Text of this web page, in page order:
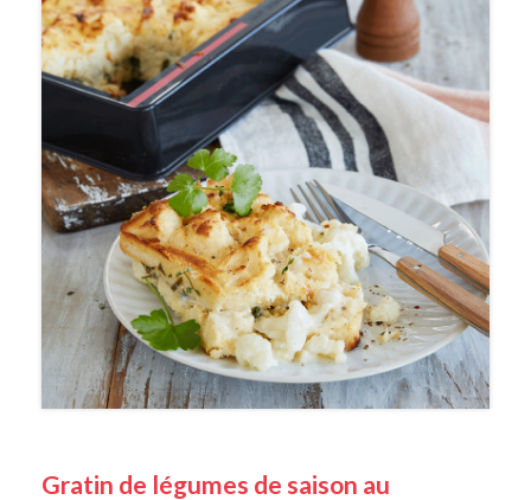
Gratin de légumes de saison au